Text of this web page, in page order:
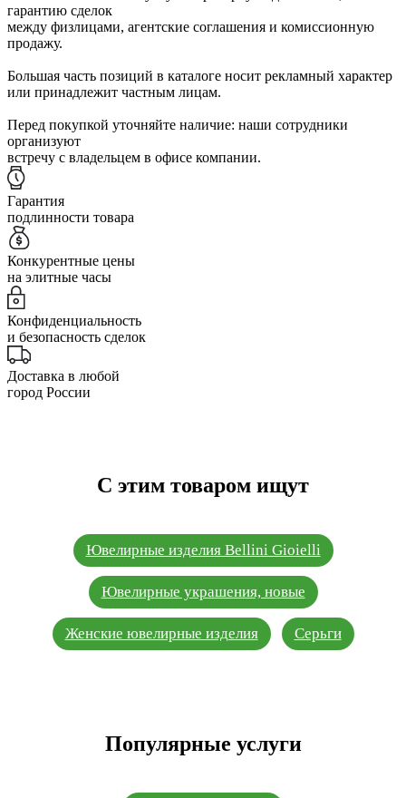
гарантию сделок
между физлицами, агентские соглашения и комиссионную
продажу.
Большая часть позиций в каталоге носит рекламный характер
или принадлежит частным лицам.
Перед покупкой уточняйте наличие: наши сотрудники
организуют
встречу с владельцем в офисе компании.
Гарантия
подлинности товара
Конкурентные цены
на элитные часы
Конфиденциальность
и безопасность сделок
Доставка в любой
город России
С этим товаром ищут
Ювелирные изделия Bellini Gioielli
Ювелирные украшения, новые
Женские ювелирные изделия Серьги
Популярные услуги